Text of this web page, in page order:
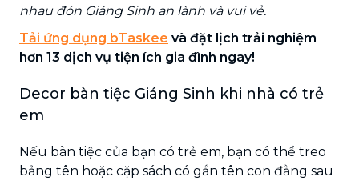
nhau đón Giáng Sinh an lành và vui vẻ.
Tải ứng dụng bTaskee và đặt lịch trải nghiệm
hơn 13 dịch vụ tiện ích gia đình ngay!
Decor bàn tiệc Giáng Sinh khi nhà có trẻ
em
Nếu bàn tiệc của bạn có trẻ em, bạn có thể treo
bảng tên hoặc cặp sách có gắn tên con đằng sau